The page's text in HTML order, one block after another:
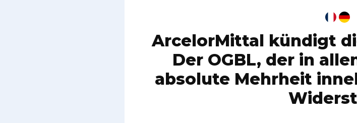
ArcelorMittal kündigt
Der OGBL, der in
absolute Mehrheit